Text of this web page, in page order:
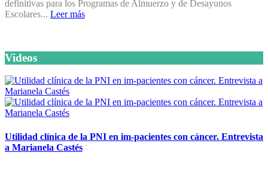
definitivas para los Programas de Almuerzo y de Desayunos
Escolares... Leer más
Videos
Utilidad clínica de la PNI en im-pacientes con cáncer. Entrevista
a Marianela Castés